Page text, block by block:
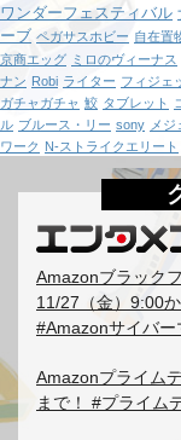
ワンダーフェスティバル
ーブ ペガサスホビー 自在置
京商エッグ ミロのヴィーナス
ナン Robi ライター フィジェ
ガチャガチャ 鮫 タブレット
ル ブルース・リー sony メジ
ワーク N-ストライクエリート
Amazonブラック
11/27（金）9:00
#Amazonサイバー
Amazonプライム
まで！ #プライム